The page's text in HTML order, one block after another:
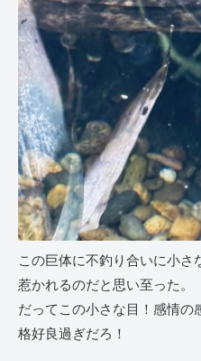
この巨体に不釣り合いに小さ
惹かれるのだと思い至った。
だってこの小さな目！感情の
格好良過ぎだろ！